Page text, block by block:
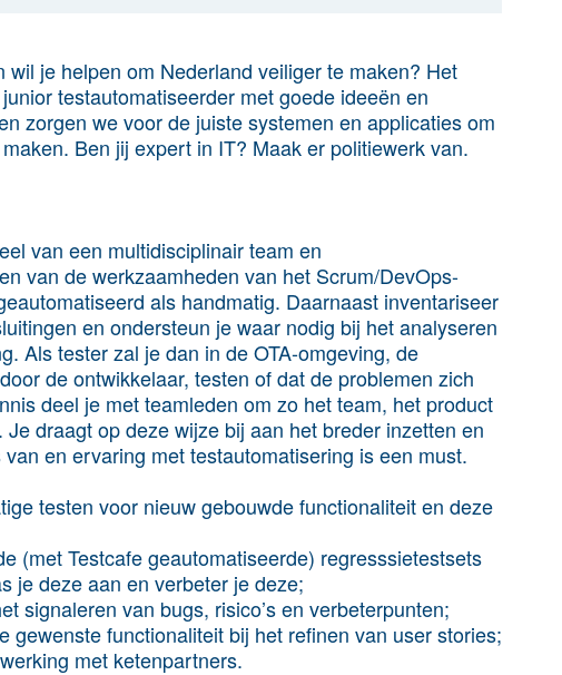
je helpen om Nederland veiliger te maken? Het
testautomatiseerder met goede ideeën en
zorgen we voor de juiste systemen en applicaties om
Ben jij expert in IT? Maak er politiewerk van.
van een multidisciplinair team en
van de werkzaamheden van het Scrum/DevOps-
als handmatig. Daarnaast inventariseer
en ondersteun je waar nodig bij het analyseren
Als tester zal je dan in de OTA-omgeving, de
de ontwikkelaar, testen of dat de problemen zich
deel je met teamleden om zo het team, het product
draagt op deze wijze bij aan het breder inzetten en
en ervaring met testautomatisering is een must.
testen voor nieuw gebouwde functionaliteit en deze
(met Testcafe geautomatiseerde) regresssietestsets
je deze aan en verbeter je deze;
signaleren van bugs, risico’s en verbeterpunten;
gewenste functionaliteit bij het refinen van user stories;
met ketenpartners.